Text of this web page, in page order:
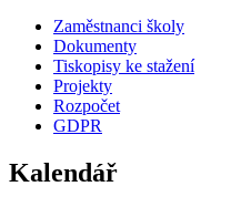
Zaměstnanci školy
Dokumenty
Tiskopisy ke stažení
Projekty
Rozpočet
GDPR
Kalendář